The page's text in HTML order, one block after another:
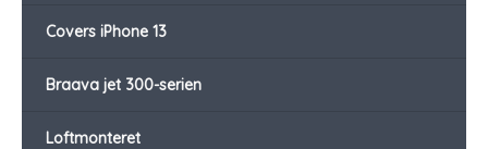
Covers iPhone 13
Braava jet 300-serien
Loftmonteret